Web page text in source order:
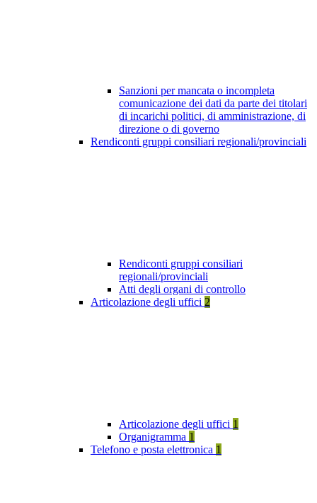
Sanzioni per mancata o incompleta
comunicazione dei dati da parte dei titolari
di incarichi politici, di amministrazione, di
direzione o di governo
Rendiconti gruppi consiliari regionali/provinciali
Rendiconti gruppi consiliari
regionali/provinciali
Atti degli organi di controllo
Articolazione degli uffici 2
Articolazione degli uffici 1
Organigramma 1
Telefono e posta elettronica 1